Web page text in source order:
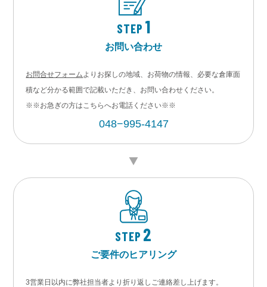
STEP 1
お問い合わせ
お問合せフォーム よりお探しの地域、お荷物の情報、必要な倉庫面
積など分かる範囲で記載いただき、お問い合わせください。
※※お急ぎの方はこちらへお電話ください※※
048−995-4147
STEP 2
ご要件のヒアリング
3営業日以内に弊社担当者より折り返しご連絡差し上げます。